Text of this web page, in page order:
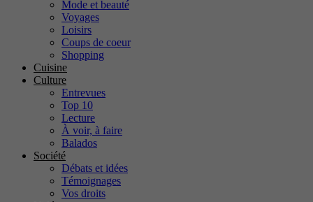
Mode et beauté
Voyages
Loisirs
Coups de coeur
Shopping
Cuisine
Culture
Entrevues
Top 10
Lecture
À voir, à faire
Balados
Société
Débats et idées
Témoignages
Vos droits